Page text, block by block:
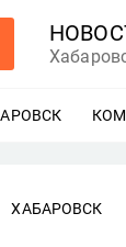
ЕЩЕ
ХАБАРОВСК